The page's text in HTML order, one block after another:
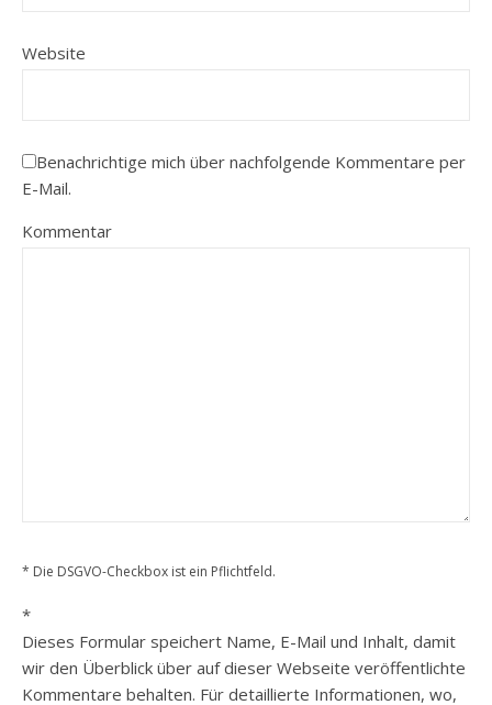
Website
Benachrichtige mich über nachfolgende Kommentare per
E-Mail.
Kommentar
* Die DSGVO-Checkbox ist ein Pflichtfeld.
*
Dieses Formular speichert Name, E-Mail und Inhalt, damit
wir den Überblick über auf dieser Webseite veröffentlichte
Kommentare behalten. Für detaillierte Informationen, wo,